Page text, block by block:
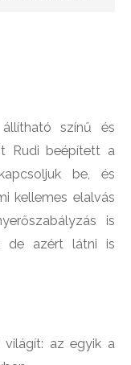
színű és
Rudi beépített a
be, és
kellemes elalvás
is
de azért látni is
világít: az egyik a